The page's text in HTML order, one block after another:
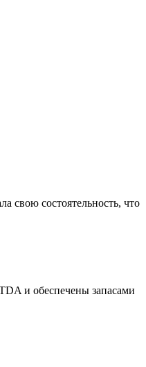
свою состоятельность, что
и обеспечены запасами